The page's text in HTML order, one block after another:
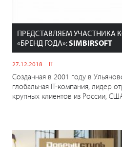
ПРЕДСТАВЛЯЕМ УЧАСТНИКА
«БРЕНД ГОДА»:SIMBIRSOFT
27.12.2018 IT
Созданная в 2001 году в
глобальная IT-компания, лидер
крупных клиентов из России,